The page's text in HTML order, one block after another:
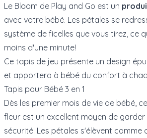
Le Bloom de Play and Go est un
avec votre bébé. Les pétales se
système de ficelles que vous tirez, ce
moins d'une minute!
Ce tapis de jeu présente un design
et apportera à bébé du confort à
Tapis pour Bébé 3 en 1
Dès les premier mois de vie de bébé,
fleur est un excellent moyen de
sécurité. Les pétales s'élèvent comme